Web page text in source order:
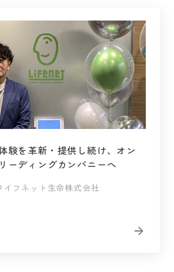
験を革新・提供し続け、オン
ーディングカンパニーへ
イフネット生命株式会社